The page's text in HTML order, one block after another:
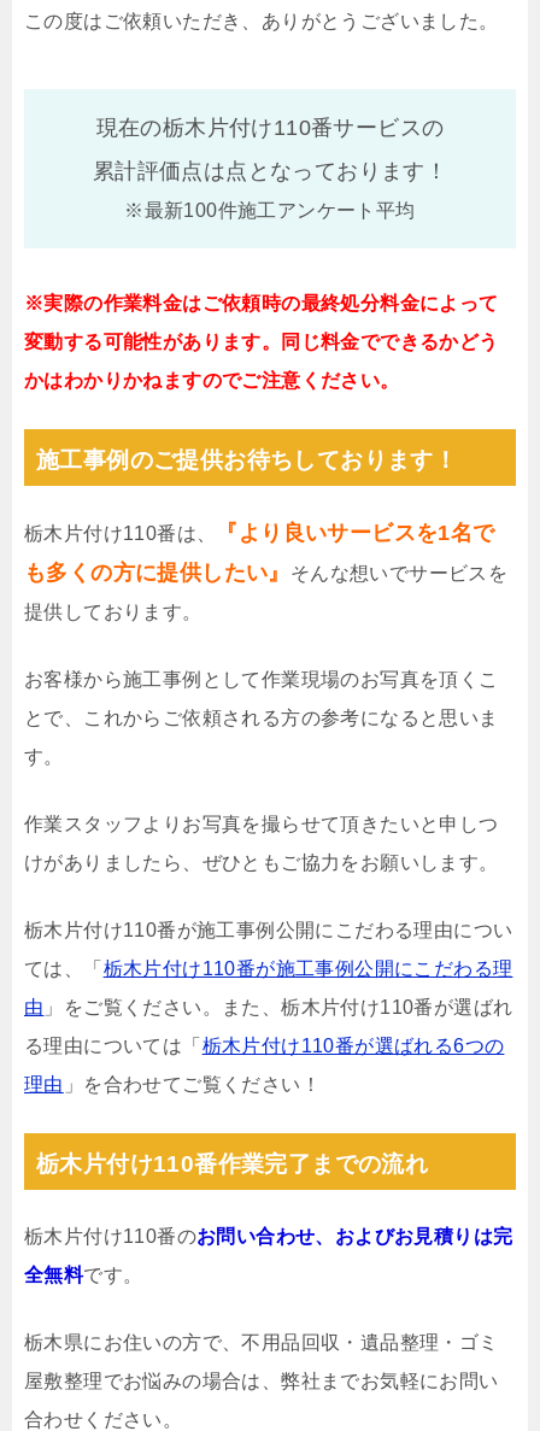
この度はご依頼いただき、ありがとうございました。
現在の栃木片付け110番サービスの
累計評価点は点となっております！
※最新100件施工アンケート平均
※実際の作業料金はご依頼時の最終処分料金によって
変動する可能性があります。同じ料金でできるかどう
かはわかりかねますのでご注意ください。
施工事例のご提供お待ちしております！
栃木片付け110番は、
『より良いサービスを1名で
も多くの方に提供したい』
そんな想いでサービスを
提供しております。
お客様から施工事例として作業現場のお写真を頂くこ
とで、これからご依頼される方の参考になると思いま
す。
作業スタッフよりお写真を撮らせて頂きたいと申しつ
けがありましたら、ぜひともご協力をお願いします。
栃木片付け110番が施工事例公開にこだわる理由につい
ては、「 栃木片付け110番が施工事例公開にこだわる理
由 」をご覧ください。また、栃木片付け110番が選ばれ
る理由については「 栃木片付け110番が選ばれる6つの
理由 」を合わせてご覧ください！
栃木片付け110番作業完了までの流れ
栃木片付け110番のお問い合わせ、およびお見積りは完
全無料です。
栃木県にお住いの方で、不用品回収・遺品整理・ゴミ
屋敷整理でお悩みの場合は、弊社までお気軽にお問い
合わせください。